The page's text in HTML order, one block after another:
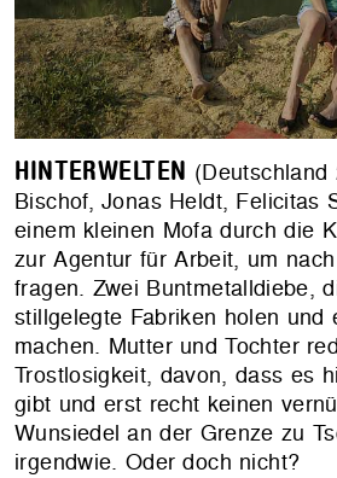
HINTERWELTEN (Deutschland
Bischof, Jonas Heldt, Felicitas
einem kleinen Mofa durch die
zur Agentur für Arbeit, um
fragen. Zwei Buntmetalldiebe,
stillgelegte Fabriken holen und
machen. Mutter und Tochter
Trostlosigkeit, davon, dass es
gibt und erst recht keinen
Wunsiedel an der Grenze zu
irgendwie. Oder doch nicht?